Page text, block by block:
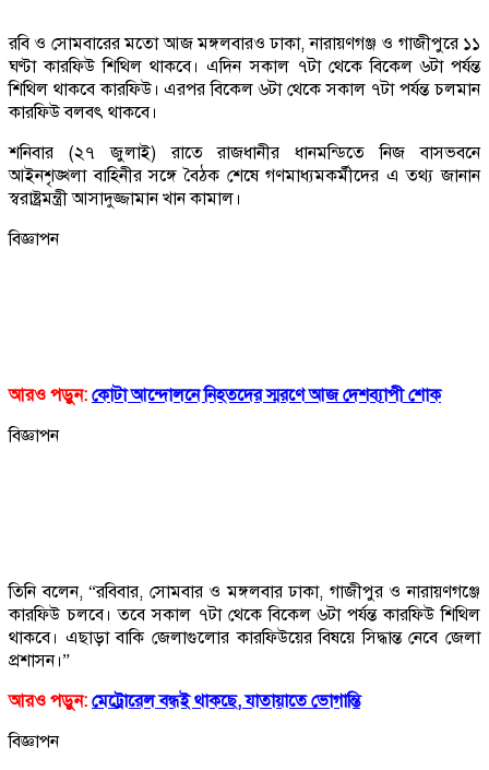
রবি ও সোমবারের মতো আজ মঙ্গলবারও ঢাকা, নারায়ণগঞ্জ ও গাজীপুরে ১১
ঘণ্টা কারফিউ শিথিল থাকবে। এদিন সকাল ৭টা থেকে বিকেল ৬টা পর্যন্ত
শিথিল থাকবে কারফিউ। এরপর বিকেল ৬টা থেকে সকাল ৭টা পর্যন্ত চলমান
কারফিউ বলবৎ থাকবে।
শনিবার (২৭ জুলাই) রাতে রাজধানীর ধানমন্ডিতে নিজ বাসভবনে
আইনশৃঙ্খলা বাহিনীর সঙ্গে বৈঠক শেষে গণমাধ্যমকর্মীদের এ তথ্য জানান
স্বরাষ্ট্রমন্ত্রী আসাদুজ্জামান খান কামাল।
বিজ্ঞাপন
আরও পড়ুন: কোটা আন্দোলনে নিহতদের স্মরণে আজ দেশব্যাপী শোক
বিজ্ঞাপন
তিনি বলেন, “রবিবার, সোমবার ও মঙ্গলবার ঢাকা, গাজীপুর ও নারায়ণগঞ্জে
কারফিউ চলবে। তবে সকাল ৭টা থেকে বিকেল ৬টা পর্যন্ত কারফিউ শিথিল
থাকবে। এছাড়া বাকি জেলাগুলোর কারফিউয়ের বিষয়ে সিদ্ধান্ত নেবে জেলা
প্রশাসন।”
আরও পড়ুন: মেট্রোরেল বন্ধই থাকছে, যাতায়াতে ভোগান্তি
বিজ্ঞাপন